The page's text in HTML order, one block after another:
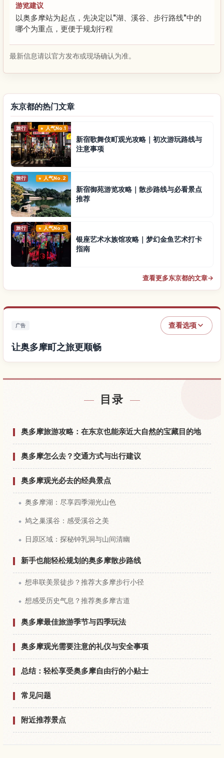
游览建议
以奥多摩站为起点，先决定以"湖、溪谷、步行路线"中的
哪个为重点，更便于规划行程
最新信息请以官方发布或现场确认为准。
东京都的热门文章
旅行 人气No.1
新宿歌舞伎町观光攻略｜初次游玩路线与
注意事项
旅行 人气No.2
新宿御苑游览攻略｜散步路线与必看景点
推荐
旅行 人气No.3
银座艺术水族馆攻略｜梦幻金鱼艺术打卡
指南
查看更多东京都的文章→
广告 查看选项
让奥多摩町之旅更顺畅
目录
奥多摩旅游攻略：在东京也能亲近大自然的宝藏目的地
奥多摩怎么去？交通方式与出行建议
奥多摩观光必去的经典景点
奥多摩湖：尽享四季湖光山色
鸠之巢溪谷：感受溪谷之美
日原区域：探秘钟乳洞与山间清幽
新手也能轻松规划的奥多摩散步路线
想串联美景徒步？推荐大多摩步行小径
想感受历史气息？推荐奥多摩古道
奥多摩最佳旅游季节与四季玩法
奥多摩观光需要注意的礼仪与安全事项
总结：轻松享受奥多摩自由行的小贴士
常见问题
附近推荐景点